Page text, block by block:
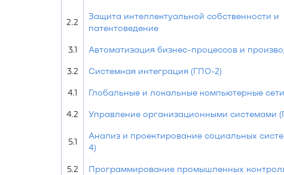
2.2
Защита интеллектуальной собственности и
патентоведение
3.1 Автоматизация бизнес-процессов и
3.2 Системная интеграция (ГПО-2)
4.1 Глобальные и локальные компьютерные сети
4.2 Управление организационными системами
5.1
Анализ и проектирование социальных
4)
5.2 Программирование промышленных